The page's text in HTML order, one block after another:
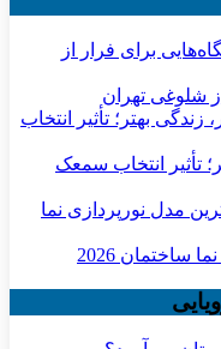
برای فرار از
شلوغی تهران
زندگی بهتر؛ تأثیر انتخاب
تأثیر انتخاب سمعک
مدل نورپردازی نما
ساختمان 2026